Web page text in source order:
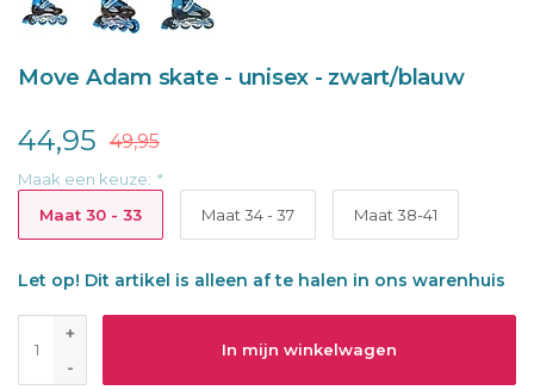
Move Adam skate - unisex - zwart/blauw
44,95 49,95
Maak een keuze: *
Maat 30 - 33
Maat 34 - 37 Maat 38-41
Let op! Dit artikel is alleen af te halen in ons warenhuis
+
-
In mijn winkelwagen